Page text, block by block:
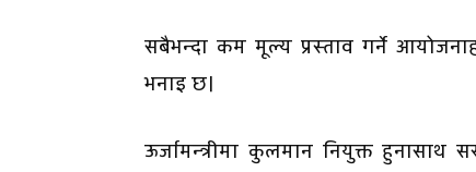
सबैभन्दा कम मूल्य प्रस्ताव गर्ने
भनाइ छ।
ऊर्जामन्त्रीमा कुलमान नियुक्त हुनासाथ